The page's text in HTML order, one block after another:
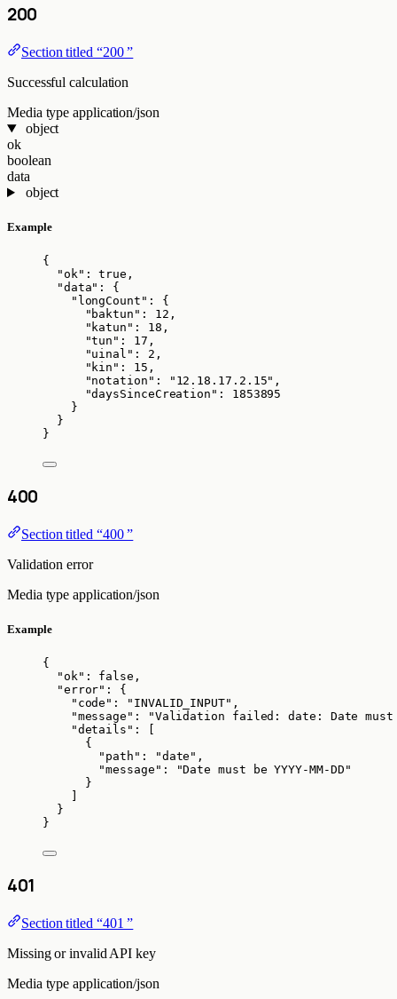
200
Section titled “200 ”
Successful calculation
Media type application/json
object
ok
boolean
data
object
Example
{
"ok" : true ,
"data" : {
"longCount" : {
"baktun" : 12 ,
"katun" : 18 ,
"tun" : 17 ,
"uinal" : 2 ,
"kin" : 15 ,
"notation" : " 12.18.17.2.15" ,
"daysSinceCreation" : 1853895
}
}
}
400
Section titled “400 ”
Validation error
Media type application/json
Example
{
"ok" : false ,
"error" : {
"code" : " INVALID_INPUT" ,
"message" : "Validation failed: date: Date must be
"details" : [
{
"path" : "date " ,
"message" : "Date must be YYYY-MM-DD "
}
}
}
401
Section titled “401 ”
Missing or invalid API key
Media type application/json